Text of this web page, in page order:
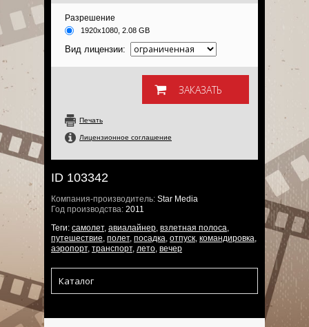
Разрешение
1920x1080, 2.08 GB
Вид лицензии:
Печать
Лицензионное соглашение
ID 103342
Компания-производитель: Star Media
Год производства: 2011
Теги: самолет, авиалайнер взлетная полоса
путешествие полет, посадка отпуск командировка
аэропорт, транспорт, лето вечер
Каталог